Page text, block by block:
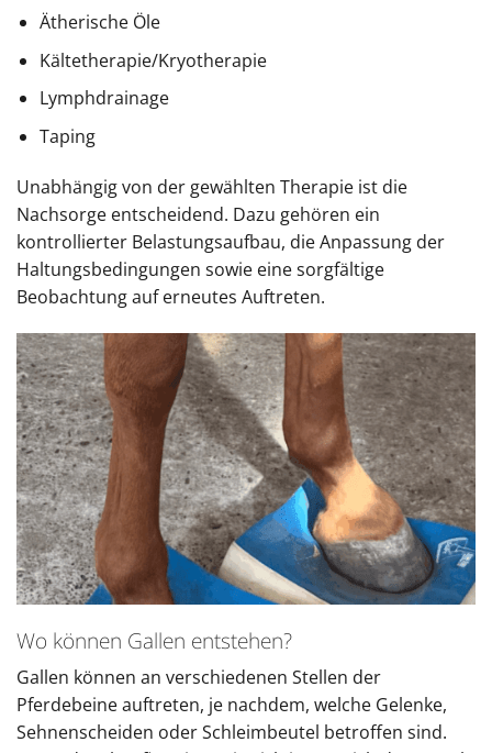
Ätherische Öle
Kältetherapie/Kryotherapie
Lymphdrainage
Taping
Unabhängig von der gewählten Therapie ist die
Nachsorge entscheidend. Dazu gehören ein
kontrollierter Belastungsaufbau, die Anpassung der
Haltungsbedingungen sowie eine sorgfältige
Beobachtung auf erneutes Auftreten.
Wo können Gallen entstehen?
Gallen können an verschiedenen Stellen der
Pferdebeine auftreten, je nachdem, welche Gelenke,
Sehnenscheiden oder Schleimbeutel betroffen sind.